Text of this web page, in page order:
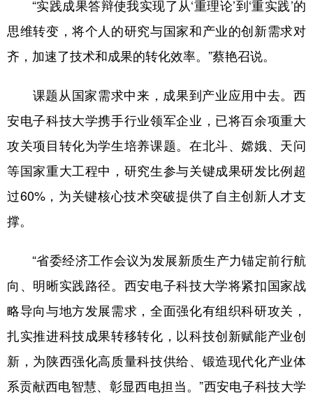
“实践成果答辩使我实现了从‘重理论’到‘重实践’的
思维转变，将个人的研究与国家和产业的创新需求对
齐，加速了技术和成果的转化效率。”蔡艳召说。
课题从国家需求中来，成果到产业应用中去。西
安电子科技大学携手行业领军企业，已将百余项重大
攻关项目转化为学生培养课题。在北斗、嫦娥、天问
等国家重大工程中，研究生参与关键成果研发比例超
过60%，为关键核心技术突破提供了自主创新人才支
撑。
“省委经济工作会议为发展新质生产力锚定前行航
向、明晰实践路径。西安电子科技大学将紧扣国家战
略导向与地方发展需求，全面强化有组织科研攻关，
扎实推进科技成果转移转化，以科技创新赋能产业创
新，为陕西强化高质量科技供给、锻造现代化产业体
系贡献西电智慧、彰显西电担当。”西安电子科技大学